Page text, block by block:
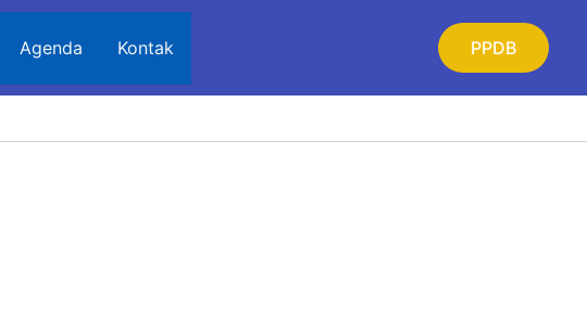
Agenda Kontak PPDB